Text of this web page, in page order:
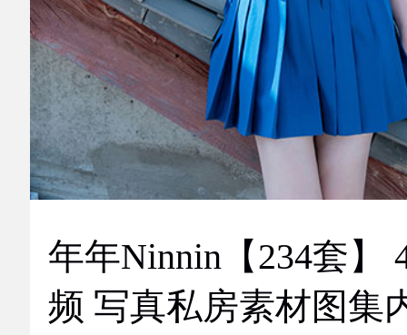
年年Ninnin【234套】
频 写真私房素材图集